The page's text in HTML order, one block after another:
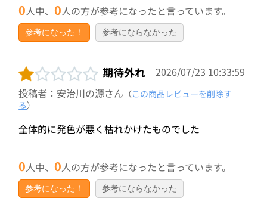
0人中、0人の方が参考になったと言っています。
参考になった！ 参考にならなかった
期待外れ
2026/07/23 10:33:59
投稿者：安治川の源さん （この商品レビューを削除す
る）
全体的に発色が悪く枯れかけたものでした
0人中、0人の方が参考になったと言っています。
参考になった！ 参考にならなかった